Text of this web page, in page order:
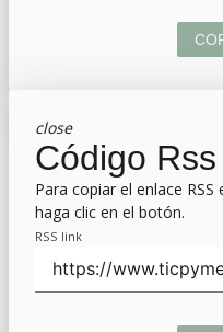
close
Código Rss
Para copiar el enlace
haga clic en el botón.
RSS link